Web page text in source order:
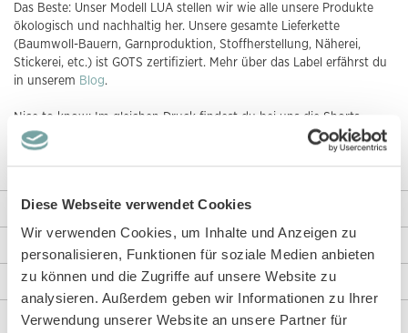
Diese Webseite verwendet Cookies
Wir verwenden Cookies, um Inhalte und Anzeigen zu
personalisieren, Funktionen für soziale Medien anbieten
zu können und die Zugriffe auf unsere Website zu
analysieren. Außerdem geben wir Informationen zu Ihrer
Verwendung unserer Website an unsere Partner für
Das Beste: Unser Modell LUA stellen wir wie alle unsere Produkte
ökologisch und nachhaltig her. Unsere gesamte Lieferkette
(Baumwoll-Bauern, Garnproduktion, Stoffherstellung, Näherei,
Stickerei, etc.) ist GOTS zertifiziert. Mehr über das Label erfährst du
in unserem Blog.
Nice to know: Im gleichen Druck findest du bei uns die Shorts
Modell
. Außerdem haben wir den Spieler noch in einer
anderen Farbvariante
Weitere Informationen
Angaben zur Produktsicherheit